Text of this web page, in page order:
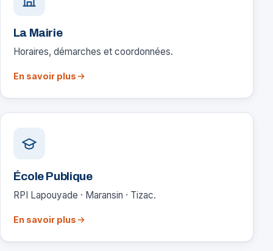
La Mairie
Horaires, démarches et coordonnées.
En savoir plus
École Publique
RPI Lapouyade · Maransin · Tizac.
En savoir plus